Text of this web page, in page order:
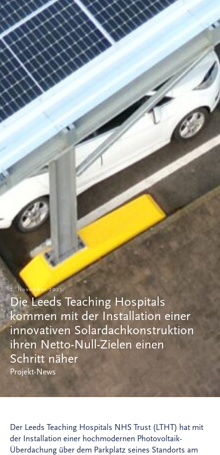
2. November 2023
Die Leeds Teaching Hospitals
kommen mit der Installation einer
innovativen Solardachkonstruktion
ihren Netto-Null-Zielen einen
Schritt näher
Projekt-News
Der Leeds Teaching Hospitals NHS Trust (LTHT) hat mit
der Installation einer hochmodernen Photovoltaik-
Überdachung über dem Parkplatz seines Standorts am